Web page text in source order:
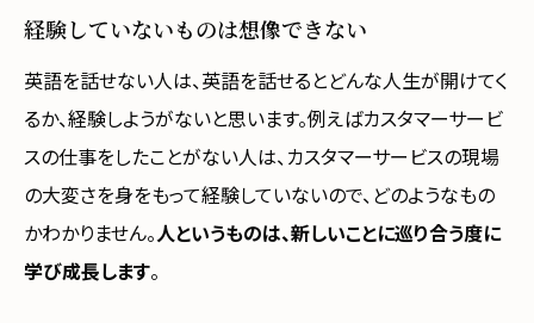
経験していないものは想像できない
英語を話せない人は、英語を話せるとどんな人生が開けてく
るか、経験しようがないと思います。例えばカスタマーサービ
スの仕事をしたことがない人は、カスタマーサービスの現場
の大変さを身をもって経験していないので、どのようなもの
かわかりません。人というものは、新しいことに巡り合う度に
学び成長します。